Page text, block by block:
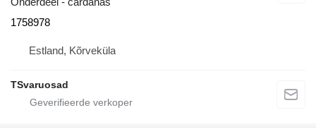
1758978
Estland, Kõrveküla
TSvaruosad